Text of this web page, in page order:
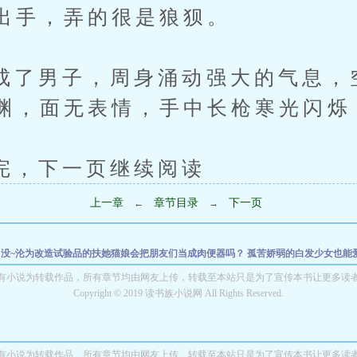
手，弄的很是狼狈。
子，周身涌动强大的气息，
，面无表情，手中长枪寒光闪
一页继续阅读
上一章 ← 章节目录 → 下一页
~沦为改造试验品的扶她猫娘会把朋友们当成肉便器吗？ 孤苦娇弱的白发少女也
轨录初次历练，结局是暗恋的师妹和高贵的宗主美母被我肏怀孕了！（无绿改）
淫医仙前传 关于我的妈妈和我的心上人的关系不大对头这件事
小说为转载作品，所有章节均由网友上传，转载至本站只是为了宣传本书让更多读
Copyright © 2019 读书族小说网 All Rights Reserved.
小说为转载作品，所有章节均由网友上传，转载至本站只是为了宣传本书让更多读